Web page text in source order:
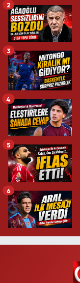
2
3
4
5
6